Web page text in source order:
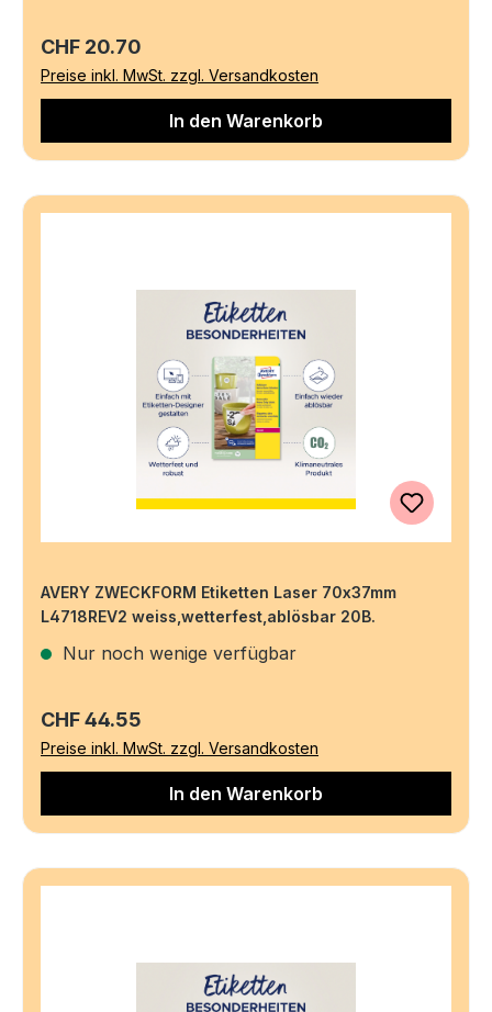
Regulärer Preis:
CHF 20.70
Preise inkl. MwSt. zzgl. Versandkosten
In den Warenkorb
AVERY ZWECKFORM Etiketten Laser 70x37mm
L4718REV2 weiss,wetterfest,ablösbar 20B.
Nur noch wenige verfügbar
Regulärer Preis:
CHF 44.55
Preise inkl. MwSt. zzgl. Versandkosten
In den Warenkorb